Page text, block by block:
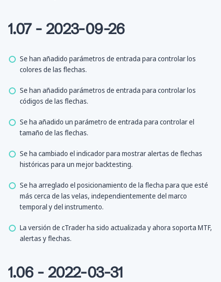
1.07 - 2023-09-26
Se han añadido parámetros de entrada para controlar los
colores de las flechas.
Se han añadido parámetros de entrada para controlar los
códigos de las flechas.
Se ha añadido un parámetro de entrada para controlar el
tamaño de las flechas.
Se ha cambiado el indicador para mostrar alertas de flechas
históricas para un mejor backtesting.
Se ha arreglado el posicionamiento de la flecha para que esté
más cerca de las velas, independientemente del marco
temporal y del instrumento.
La versión de cTrader ha sido actualizada y ahora soporta MTF,
alertas y flechas.
1.06 - 2022-03-31